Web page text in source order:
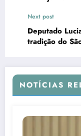
Next post
Deputado
tradição do
NOTÍCIAS